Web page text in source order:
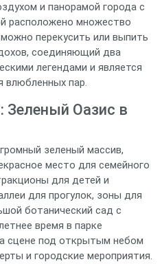
и панорамой города с
расположено множество
перекусить или выпить
соединяющий два
легендами и является
влюбленных пар.
Зеленый Оазис в
зеленый массив,
место для семейного
для детей и
для прогулок, зоны для
ботанический сад с
время в парке
сцене под открытым небом
и городские мероприятия.